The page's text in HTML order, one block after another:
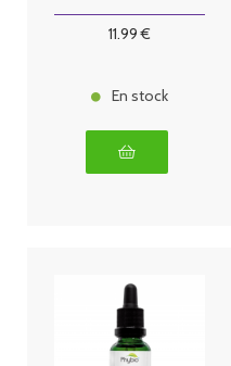
11.99 €
En stock